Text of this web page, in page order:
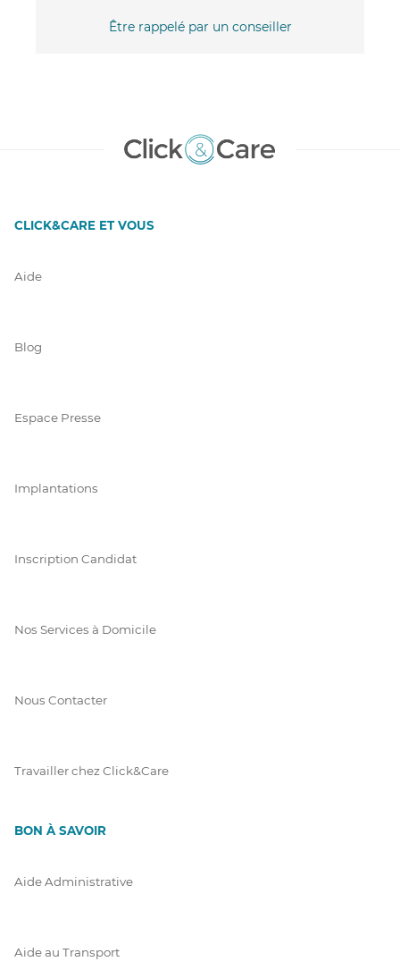
Être rappelé par un conseiller
CLICK&CARE ET VOUS
Aide
Blog
Espace Presse
Implantations
Inscription Candidat
Nos Services à Domicile
Nous Contacter
Travailler chez Click&Care
BON À SAVOIR
Aide Administrative
Aide au Transport